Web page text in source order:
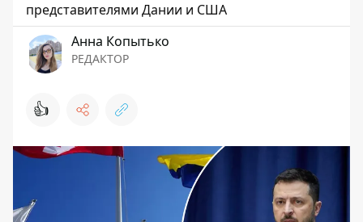
представителями Дании и США
Анна Копытько
РЕДАКТОР
👍